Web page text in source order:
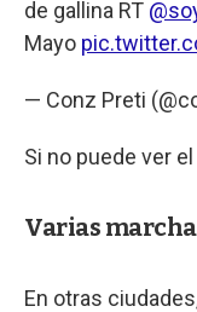
de gallina RT
Mayo
— Conz Preti
Si no puede ver
Varias
En otras